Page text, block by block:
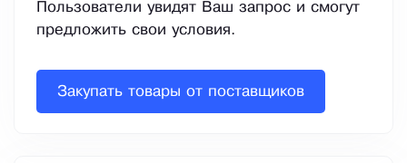
Пользователи увидят Ваш запрос и смогут
предложить свои условия.
Закупать товары от поставщиков